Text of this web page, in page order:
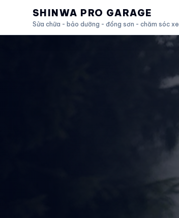
SHINWA PRO GARAGE
Sửa chữa - bảo dưỡng - đồng sơn - chăm sóc xe